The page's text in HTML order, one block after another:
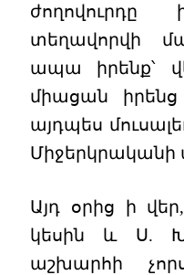
տեղավորվի
ապա իրենք՝
միացան
այդպես
Միջերկրականի
Այդ օրից ի
կեսին և Ս.
աշխարհի